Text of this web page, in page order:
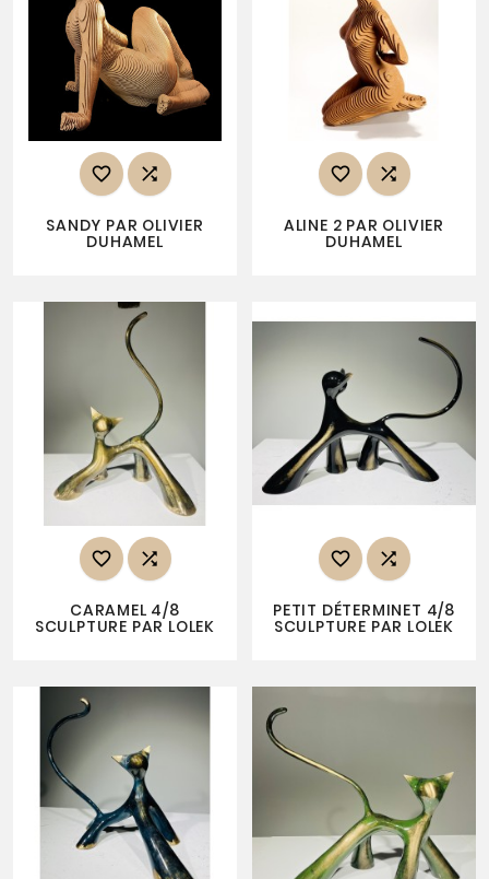
 
SANDY PAR OLIVIER
DUHAMEL
 
ALINE 2 PAR OLIVIER
DUHAMEL
 
CARAMEL 4/8
SCULPTURE PAR LOLEK
 
PETIT DÉTERMINET 4/8
SCULPTURE PAR LOLEK